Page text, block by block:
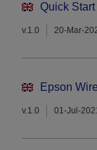
Quick
v.1.0 20-Mar-
Epson
v.1.0 01-Jul-